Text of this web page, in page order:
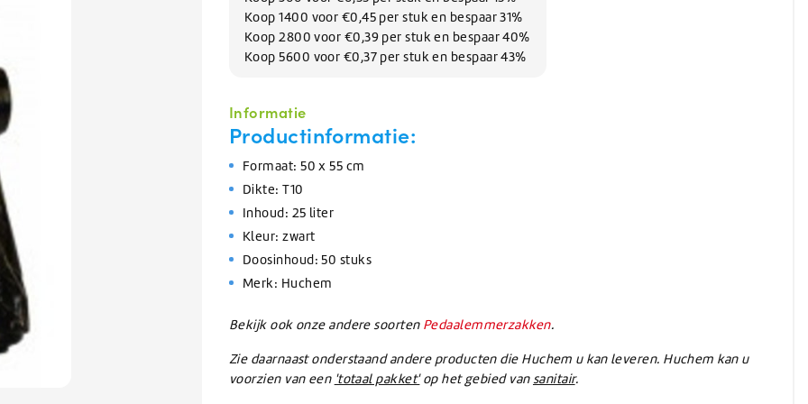
te
gaan.
Als
aanraaktoetsen
werkt,
kunt
u
touch-
en
swipetekens
Zomerartikelen
BEKIJK ALLE BRANCHES
Afwas
Afwasmiddel & vaatwasmiddel
Wassen
Wasmiddel
Voorwasmiddel
Line Premium
BEKIJK ALLE SCHOONMAAKMIDDELEN
(Schuur)sponzen
Scheppen & Schrapers
Handscheppen & Schepbakken
Stelen
Stelen
Overige Hulpmaterialen
Ophangsystemen
Kabelbinders
Foam sprayers & hulpmiddelen
Waterpistolen & slangen
Ventilatiekanalen
/ Onderdelenreinigers
Refractometers Slangen & koppelingen
en vullen van
BEKIJK ALLE GLYCOL
Onthardingszout
Zwembad onderhoud
Chloor & Zwavelzuur
AdBlue
AdBlue
BEKIJK ALLE ONDERHOUD
BEKIJK ALLE ELECTRONICA
Knapzakken
Wegwerphandschoenen
Bekers & Borden
reiniger
BEKIJK ALLE HYGIËNE
Verwarming
Bouwdrogers
Koeling / Verdampingskoelers
BEKIJK ALLE VERHUUR
BEKIJK ALLE TANKWAGEN/BULKKoop 1400 voor €0,45 per stuk en bespaar 31%
Koop 2800 voor €0,39 per stuk en bespaar 40%
Koop 5600 voor €0,37 per stuk en bespaar 43%
Informatie
Productinformatie:
Formaat: 50 x 55 cm
Dikte: T10
Inhoud: 25 liter
Kleur: zwart
Doosinhoud: 50 stuks
Merk: Huchem
Bekijk ook onze andere soorten Pedaalemmerzakken.
Zie daarnaast onderstaand andere producten die Huchem u kan leveren. Huchem kan u
voorzien van een 'totaal pakket'op het gebied van sanitair.